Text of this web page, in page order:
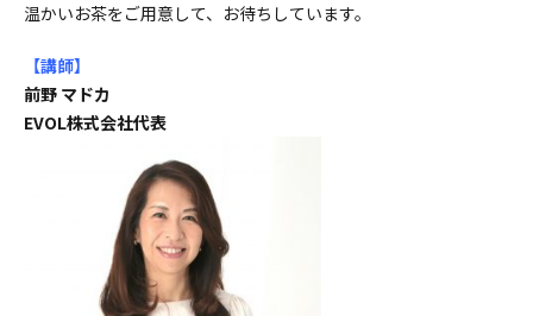
温かいお茶をご用意して、お待ちしています。
【講師】
前野 マドカ
EVOL株式会社代表